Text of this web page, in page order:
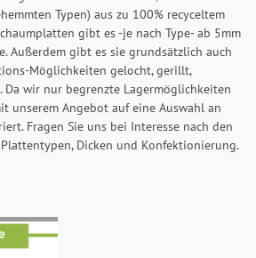
Typen) aus zu 100% recyceltem
gibt es -je nach Type- ab 5mm
Außerdem gibt es sie grundsätzlich auch
Möglichkeiten gelocht, gerillt,
wir nur begrenzte Lagermöglichkeiten
unserem Angebot auf eine Auswahl an
Fragen Sie uns bei Interesse nach den
Dicken und Konfektionierung.